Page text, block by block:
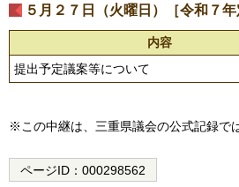
５月２７日（火曜日）［令和７年
内容
提出予定議案等について
※この中継は、三重県議会の公式記録で
ページID： 000298562